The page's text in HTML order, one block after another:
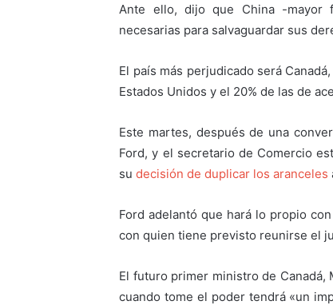
Ante ello, dijo que China -mayor
necesarias para salvaguardar sus
El país más perjudicado será
Estados Unidos y el 20% de las de
Este martes, después de una
Ford, y el secretario de Comercio
sudecisión de duplicar los aranceles
Ford adelantó que hará lo propio
con quien tiene previsto reunirse el
El futuro primer ministro de Canadá,
cuando tome el poder tendrá «un